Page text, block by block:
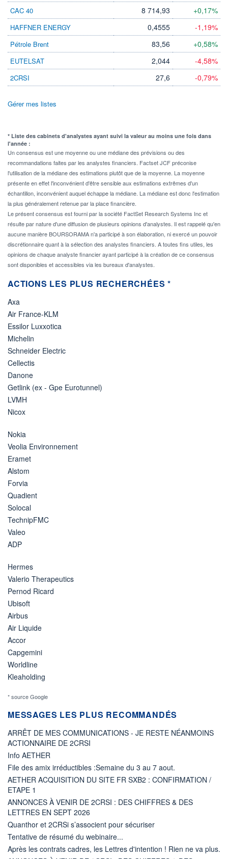
CAC 40 8 714,93 +0,17%
HAFFNER ENERGY 0,4555 -1,19%
Pétrole Brent 83,56 +0,58%
EUTELSAT 2,044 -4,58%
2CRSI 27,6 -0,79%
Gérer mes listes
* Liste des cabinets d'analystes ayant suivi la valeur au moins une fois dans
l'année :
Un consensus est une moyenne ou une médiane des prévisions ou des
recommandations faites par les analystes financiers. Factset JCF préconise
l'utilisation de la médiane des estimations plutôt que de la moyenne. La moyenne
présente en effet l'inconvénient d'être sensible aux estimations extrêmes d'un
échantillon, inconvénient auquel échappe la médiane. La médiane est donc l'estimation
la plus généralement retenue par la place financière.
Le présent consensus est fourni par la société FactSet Research Systems Inc et
résulte par nature d'une diffusion de plusieurs opinions d'analystes. Il est rappelé qu'en
aucune manière BOURSORAMA n'a participé à son élaboration, ni exercé un pouvoir
discrétionnaire quant à la sélection des analystes financiers. A toutes fins utiles, les
opinions de chaque analyste financier ayant participé à la création de ce consensus
sont disponibles et accessibles via les bureaux d'analystes.
ACTIONS LES PLUS RECHERCHÉES *
Axa
Air France-KLM
Essilor Luxxotica
Michelin
Schneider Electric
Cellectis
Danone
Getlink (ex - Gpe Eurotunnel)
LVMH
Nicox
Nokia
Veolia Environnement
Eramet
Alstom
Forvia
Quadient
Solocal
TechnipFMC
Valeo
ADP
Hermes
Valerio Therapeutics
Pernod Ricard
Ubisoft
Airbus
Air Liquide
Accor
Capgemini
Worldline
Kleaholding
* source Google
MESSAGES LES PLUS RECOMMANDÉS
ARRÊT DE MES COMMUNICATIONS - JE RESTE NÉANMOINS
ACTIONNAIRE DE 2CRSI
Info AETHER
File des amix irréductibles :Semaine du 3 au 7 aout.
AETHER ACQUISITION DU SITE FR SXB2 : CONFIRMATION /
ETAPE 1
ANNONCES À VENIR DE 2CRSI : DES CHIFFRES & DES
LETTRES EN SEPT 2026
Quanthor et 2CRSi s’associent pour sécuriser
Tentative de résumé du webinaire...
Après les contrats cadres, les Lettres d'intention ! Rien ne va plus.